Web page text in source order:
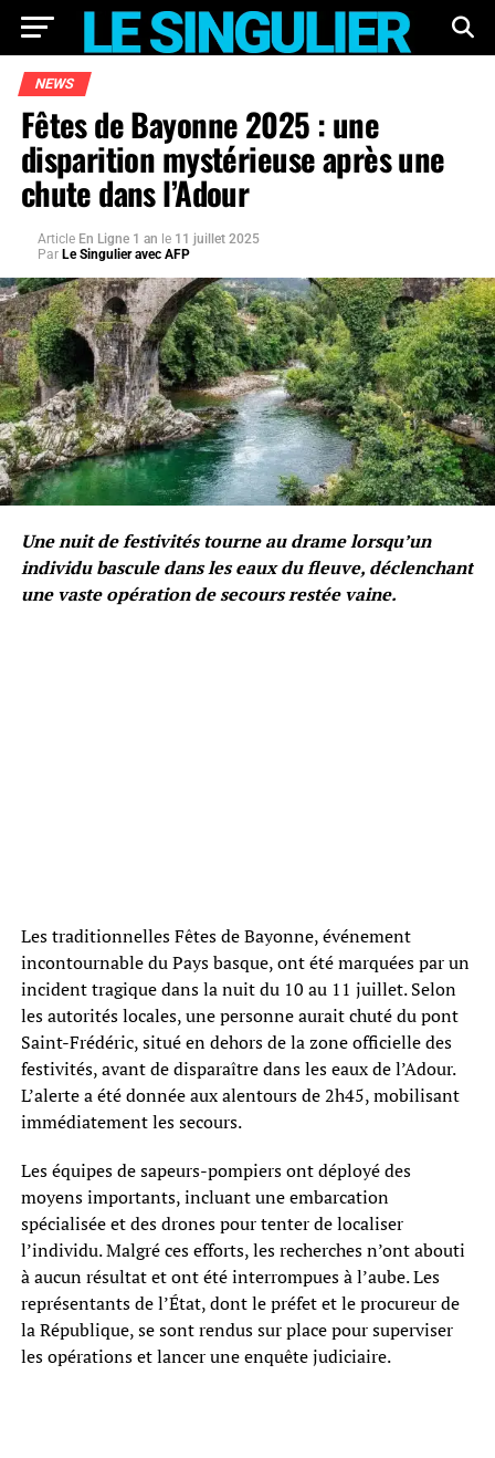
NEWS
Fêtes de Bayonne 2025 : une
disparition mystérieuse après une
chute dans l’Adour
Article En Ligne 1 an le 11 juillet 2025
Par Le Singulier avec AFP
Une nuit de festivités tourne au drame lorsqu’un
individu bascule dans les eaux du fleuve, déclenchant
une vaste opération de secours restée vaine.
Les traditionnelles Fêtes de Bayonne, événement
incontournable du Pays basque, ont été marquées par un
incident tragique dans la nuit du 10 au 11 juillet. Selon
les autorités locales, une personne aurait chuté du pont
Saint-Frédéric, situé en dehors de la zone officielle des
festivités, avant de disparaître dans les eaux de l’Adour.
L’alerte a été donnée aux alentours de 2h45, mobilisant
immédiatement les secours.
Les équipes de sapeurs-pompiers ont déployé des
moyens importants, incluant une embarcation
spécialisée et des drones pour tenter de localiser
l’individu. Malgré ces efforts, les recherches n’ont abouti
à aucun résultat et ont été interrompues à l’aube. Les
représentants de l’État, dont le préfet et le procureur de
la République, se sont rendus sur place pour superviser
les opérations et lancer une enquête judiciaire.